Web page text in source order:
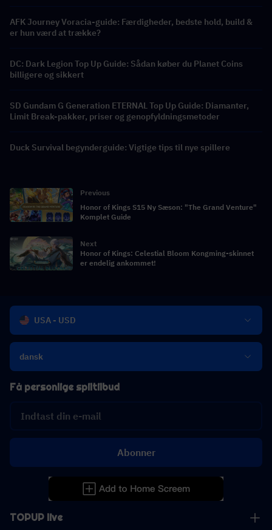
AFK Journey Voracia-guide: Færdigheder, bedste hold, build &
er hun værd at trække?
DC: Dark Legion Top Up Guide: Sådan køber du Planet Coins
billigere og sikkert
SD Gundam G Generation ETERNAL Top Up Guide: Diamanter,
Limit Break-pakker, priser og genopfyldningsmetoder
Duck Survival begynderguide: Vigtige tips til nye spillere
Previous
Honor of Kings S15 Ny Sæson: "The Grand Venture"
Komplet Guide
Next
Honor of Kings: Celestial Bloom Kongming-skinnet
er endelig ankommet!
USA - USD
dansk
TOPUP live
Få personlige spiltilbud
Abonner